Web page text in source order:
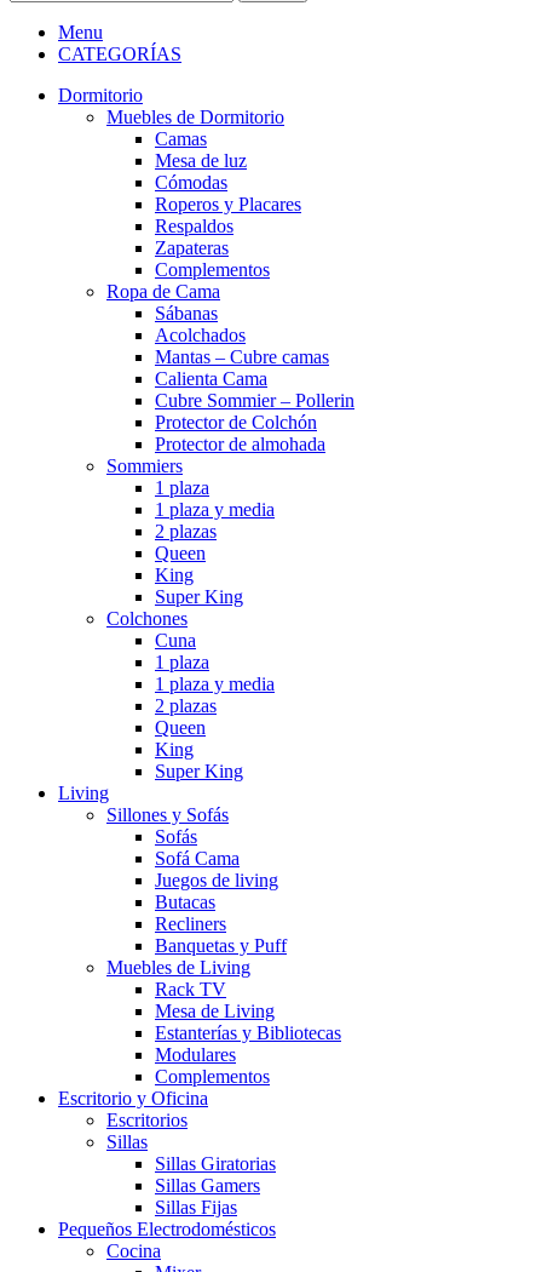
Menu
CATEGORÍAS
Dormitorio
Muebles de Dormitorio
Camas
Mesa de luz
Cómodas
Roperos y Placares
Respaldos
Zapateras
Complementos
Ropa de Cama
Sábanas
Acolchados
Mantas – Cubre camas
Calienta Cama
Cubre Sommier – Pollerin
Protector de Colchón
Protector de almohada
Sommiers
1 plaza
1 plaza y media
2 plazas
Queen
King
Super King
Colchones
Cuna
1 plaza
1 plaza y media
2 plazas
Queen
King
Super King
Living
Sillones y Sofás
Sofás
Sofá Cama
Juegos de living
Butacas
Recliners
Banquetas y Puff
Muebles de Living
Rack TV
Mesa de Living
Estanterías y Bibliotecas
Modulares
Complementos
Escritorio y Oficina
Escritorios
Sillas
Sillas Giratorias
Sillas Gamers
Sillas Fijas
Pequeños Electrodomésticos
Cocina